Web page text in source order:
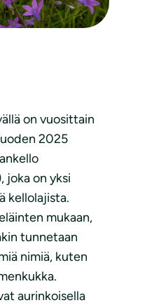
on vuosittain
2025
joka on yksi
kellolajista.
mukaan,
tunnetaan
nimiä, kuten
aurinkoisella